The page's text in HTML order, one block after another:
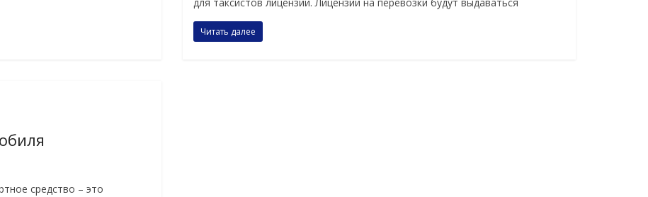
Читать далее
средство – это